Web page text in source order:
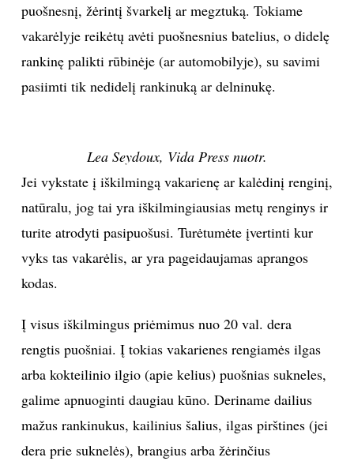
puošnesnį, žėrintį švarkelį ar megztuką. Tokiame
vakarėlyje reikėtų avėti puošnesnius batelius, o didelę
rankinę palikti rūbinėje (ar automobilyje), su savimi
pasiimti tik nedidelį rankinuką ar delninukę.
Lea Seydoux, Vida Press nuotr.
Jei vykstate į iškilmingą vakarienę ar kalėdinį renginį,
natūralu, jog tai yra iškilmingiausias metų renginys ir
turite atrodyti pasipuošusi. Turėtumėte įvertinti kur
vyks tas vakarėlis, ar yra pageidaujamas aprangos
kodas.
Į visus iškilmingus priėmimus nuo 20 val. dera
rengtis puošniai. Į tokias vakarienes rengiamės ilgas
arba kokteilinio ilgio (apie kelius) puošnias sukneles,
galime apnuoginti daugiau kūno. Deriname dailius
mažus rankinukus, kailinius šalius, ilgas pirštines (jei
dera prie suknelės), brangius arba žėrinčius